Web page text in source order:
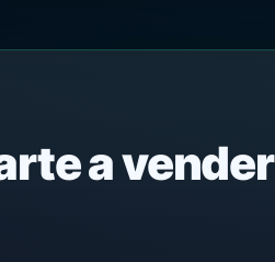
a vender